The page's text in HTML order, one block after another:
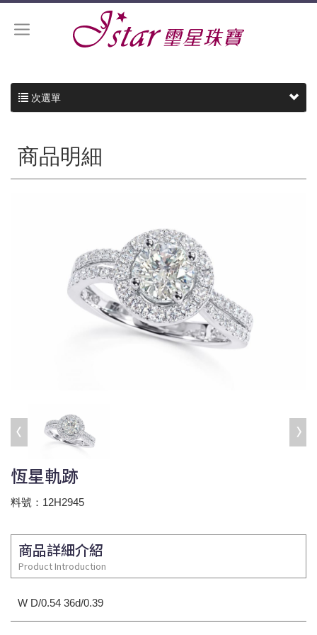
次選單
商品明細
恆星軌跡
料號：12H2945
商品詳細介紹
Product Introduction
W D/0.54 36d/0.39